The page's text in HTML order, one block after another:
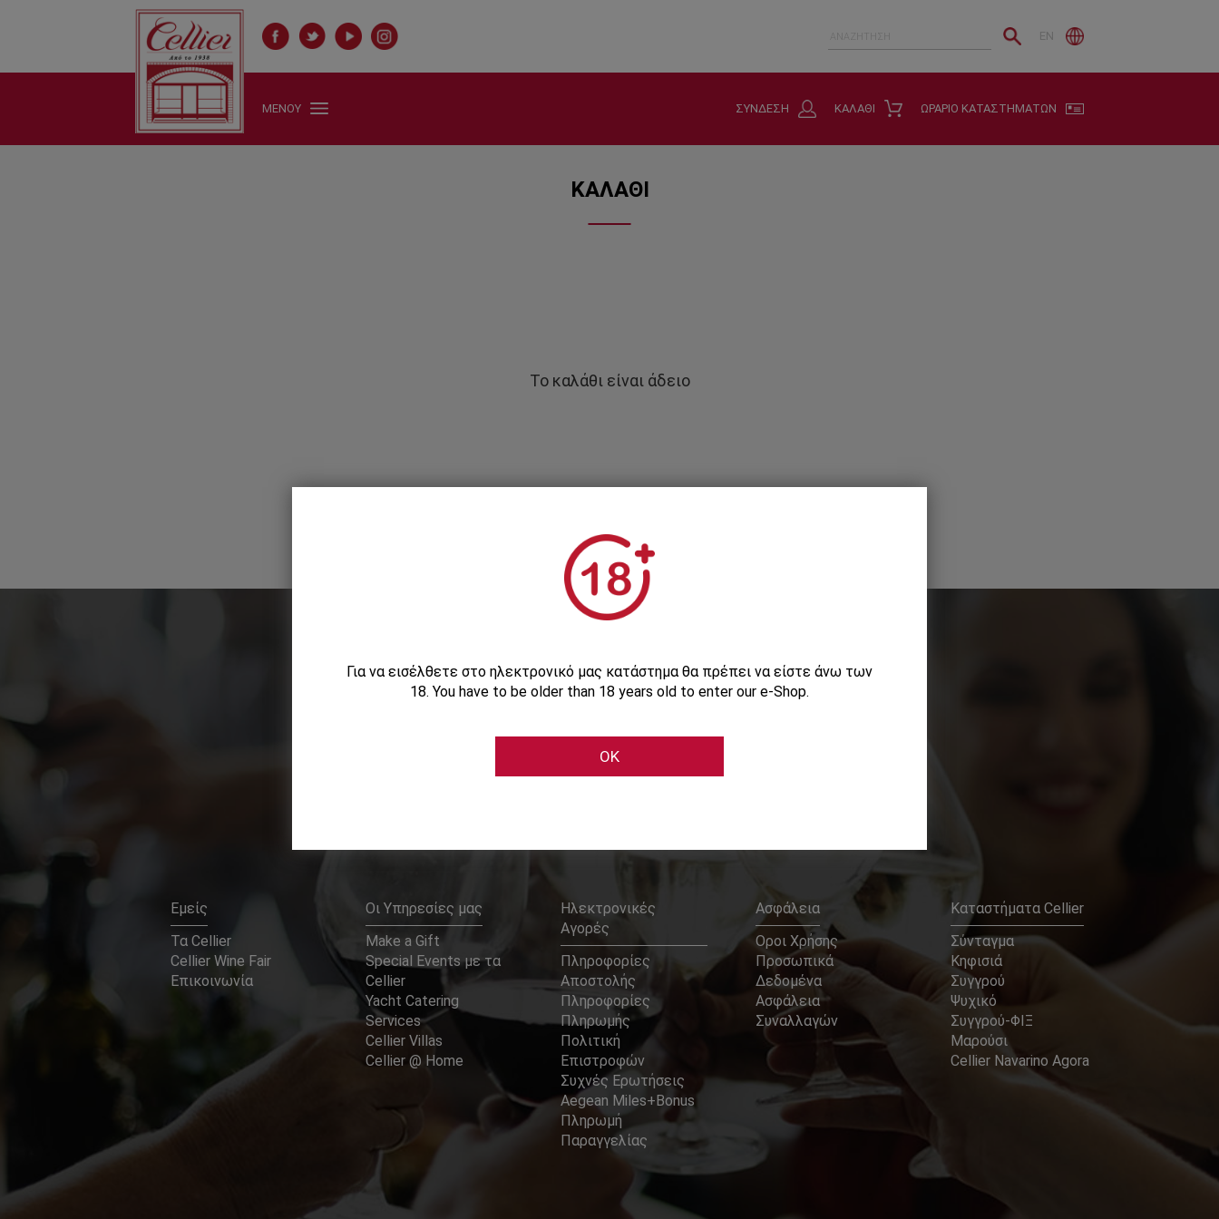
EN
ΜΕΝΟΥ ΩΡΑΡΙΟ ΚΑΤΑΣΤΗΜΑΤΩΝ
ΚΑΛΑΘΙ
ΣΥΝΔΕΣΗ
ΚΑΛΑΘΙ
Το καλάθι είναι άδειο
Εγγραφείτε στο Newsletter μας
Εμείς
Τα Cellier
Cellier Wine Fair
Επικοινωνία
Οι Υπηρεσίες μας
Make a Gift
Special Events με τα
Cellier
Yacht Catering
Services
Cellier Villas
Cellier @ Home
Ηλεκτρονικές
Αγορές
Πληροφορίες
Αποστολής
Πληροφορίες
Πληρωμής
Πολιτική
Επιστροφών
Συχνές Ερωτήσεις
Aegean Miles+Bonus
Πληρωμή
Παραγγελίας
Ασφάλεια
Οροι Χρήσης
Προσωπικά
Δεδομένα
Ασφάλεια
Συναλλαγών
Καταστήματα Cellier
Σύνταγμα
Κηφισιά
Συγγρού
Ψυχικό
Συγγρού-ΦΙΞ
Μαρούσι
Cellier Navarino Agora
Για να εισέλθετε στο ηλεκτρονικό μας κατάστημα θα πρέπει να είστε άνω των
18. You have to be older than 18 years old to enter our e-Shop.
OK